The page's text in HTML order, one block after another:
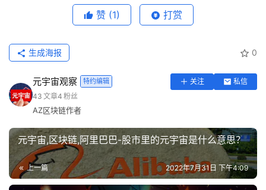
赞 (1) 打赏
0
生成海报
元宇宙观察 特约编辑 关注
私信
43 文章4 粉丝
AZ区块链作者
元宇宙,区块链,阿里巴巴-股市里的元宇宙是什么意思？
上一篇 2022年7月31日 下午4:09